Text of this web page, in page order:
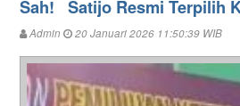
Sah! Satijo Resmi Terpilih
Admin 20 Januari 2026 11:50:39 WIB